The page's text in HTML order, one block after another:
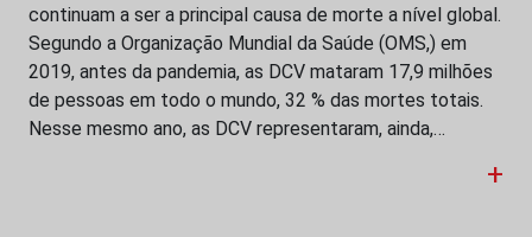
continuam a ser a principal causa de morte a nível global.
Segundo a Organização Mundial da Saúde (OMS,) em
2019, antes da pandemia, as DCV mataram 17,9 milhões
de pessoas em todo o mundo, 32 % das mortes totais.
Nesse mesmo ano, as DCV representaram, ainda,…
+